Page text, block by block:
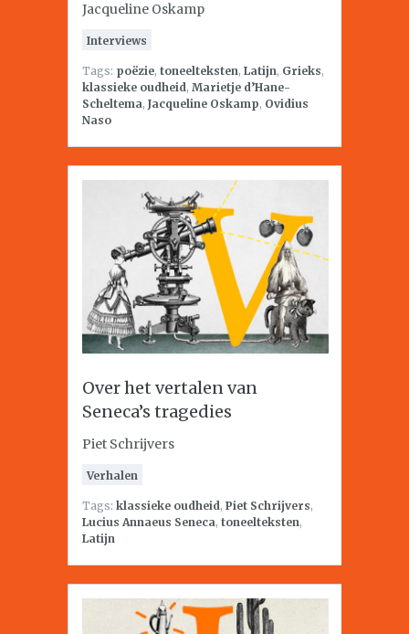
Jacqueline Oskamp
Interviews
Tags: poëzie, toneelteksten, Latijn, Grieks,
klassieke oudheid, Marietje d’Hane-
Scheltema, Jacqueline Oskamp, Ovidius
Naso
Over het vertalen van
Seneca’s tragedies
Piet Schrijvers
Verhalen
Tags: klassieke oudheid, Piet Schrijvers,
Lucius Annaeus Seneca, toneelteksten,
Latijn